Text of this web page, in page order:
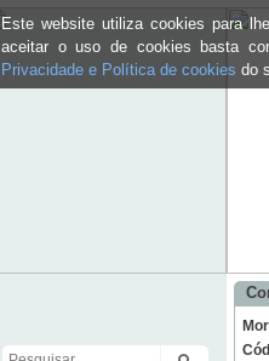
Este website utiliza cookies para
aceitar o uso de cookies basta
Privacidade e Política de cookies do